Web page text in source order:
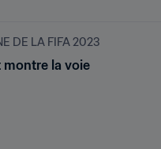
DE LA FIFA 2023
montre la voie